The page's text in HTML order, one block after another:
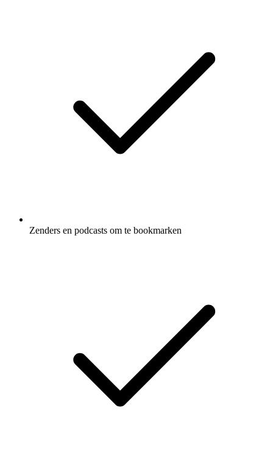
Zenders en podcasts om te bookmarken